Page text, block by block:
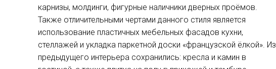
карнизы, молдинги, фигурные наличники дверных проёмов.
Также отличительными чертами данного стиля является
использование пластичных мебельных фасадов кухни,
стеллажей и укладка паркетной доски «французской ёлкой». Из
предыдущего интерьера сохранились: кресла и камин в